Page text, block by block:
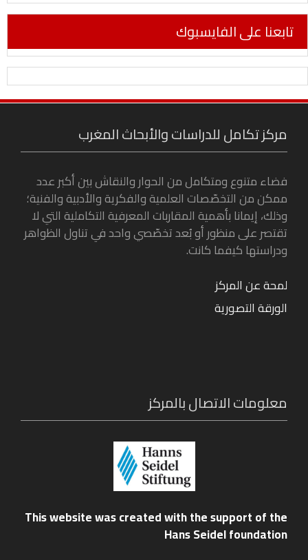
تابعنا على الفايسبوك
مركز تكامل للدراسات والأبحاث المغرب
فضاء متنوع ومتكامل من الحوار والنقاش بين أكبر عدد
ممكن من التخصّصات العلمية والفكرية والأدبية والفنية؛
وذلك، إيمانا بأهمية المقاربات المعرفية التكاملية التي لا
تقتصر على منظور أو بُعد تخصّصي واحد في تناول الظواهر
ودراستها كيفما كانت.
لمحة عن المركز
الورقة التصورية
معلومات الاتصال بالمركز
This website was created with the support of the
Hans Seidel foundation